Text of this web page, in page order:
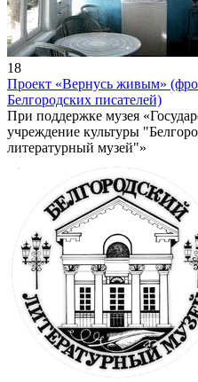
18
Проект «Вернусь живым»
Белгородских писателей)
При поддержке музея
учреждение культуры
литературный музей"»